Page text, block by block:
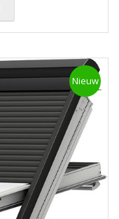
Nieuw